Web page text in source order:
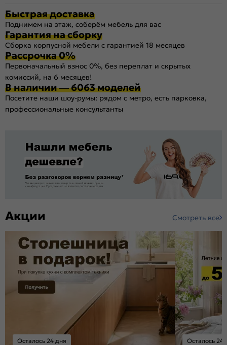
Быстрая доставка
Поднимем на этаж, соберём мебель для вас
Гарантия на сборку
Сборка корпусной мебели с гарантией 18 месяцев
Рассрочка 0%
Первоначальный взнос 0%, без переплат и скрытых
комиссий, на 6 месяцев!
В наличии — 6063 моделей
Посетите наши шоу-румы: рядом с метро, есть парковка,
профессиональные консультанты
Акции Смотреть все
Осталось 24 дня Осталось 24